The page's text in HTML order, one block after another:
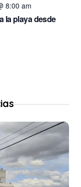
8:00 am
la playa desde